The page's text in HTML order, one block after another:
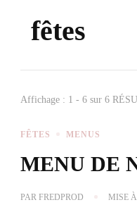
fêtes
Affichage : 1 - 6 sur 6
FÊTES MENUS
MENU DE
PAR FREDPROD MISE